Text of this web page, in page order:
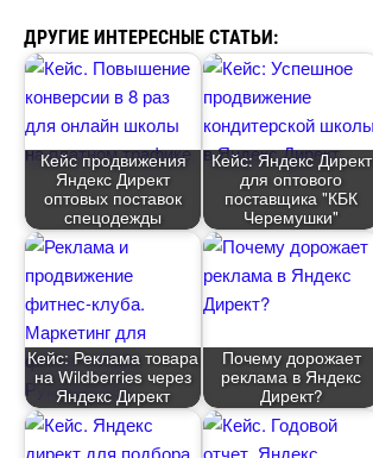
ДРУГИЕ ИНТЕРЕСНЫЕ СТАТЬИ:
Кейс продвижения
Яндекс Директ
оптовых поставок
спецодежды
Кейс: Яндекс Директ
для оптового
поставщика "КБК
Черемушки"
Кейс: Реклама товара
на Wildberries через
Яндекс Директ
Почему дорожает
реклама в Яндекс
Директ?